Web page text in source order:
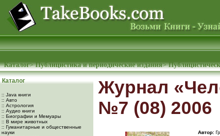
Каталог>Публицистика и периодические издания>
Каталог
:: Java книги
:: Авто
:: Астрология
:: Аудио книги
:: Биографии и Мемуары
:: В мире животных
:: Гуманитарные и общественные
науки
Журнал
№7 (08) 2006
Автор: